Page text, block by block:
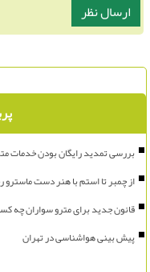
بررسی تمدید رایگان بودن خدمات
از چمبر تا استم با هنر دست ماسترو
قانون جدید برای مترو سواران چه
پیش بینی هواشناسی در تهران